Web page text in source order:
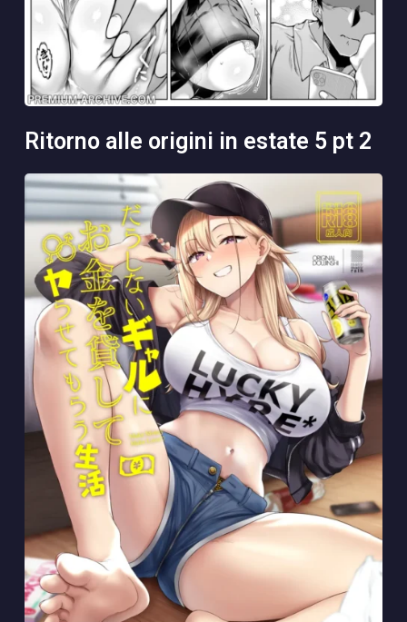
ritorno alle origini in estate 5 pt 2